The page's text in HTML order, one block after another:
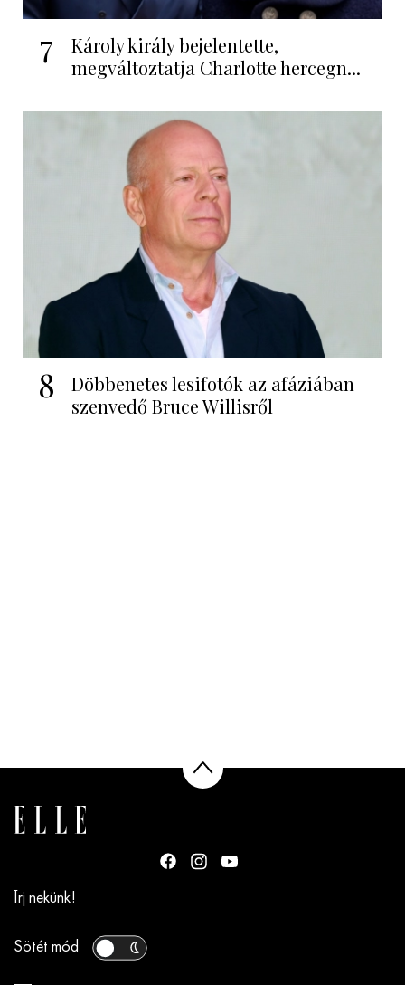
7
Károly király bejelentette,
megváltoztatja Charlotte hercegn...
8
Döbbenetes lesifotók az afáziában
szenvedő Bruce Willisről
Írj nekünk!
Sötét mód